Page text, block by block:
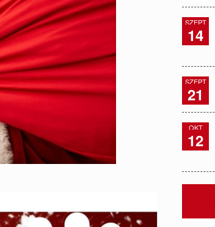
SZEPT
14
SZEPT
21
OKT
12